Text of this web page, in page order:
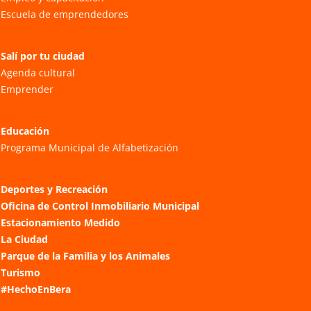
Escuela de emprendedores
Salí por tu ciudad
Agenda cultural
Emprender
Educación
Programa Municipal de Alfabetización
Deportes y Recreación
Oficina de Control Inmobiliario Municipal
Estacionamiento Medido
La Ciudad
Parque de la Familia y los Animales
Turismo
#HechoEnBera